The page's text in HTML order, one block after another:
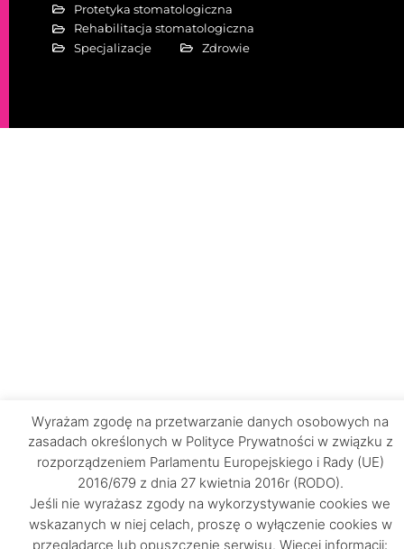
Protetyka stomatologiczna
Rehabilitacja stomatologiczna
Specjalizacje
Zdrowie
Wyrażam zgodę na przetwarzanie danych osobowych na
zasadach określonych w Polityce Prywatności w związku z
rozporządzeniem Parlamentu Europejskiego i Rady (UE)
2016/679 z dnia 27 kwietnia 2016r (RODO).
Jeśli nie wyrażasz zgody na wykorzystywanie cookies we
wskazanych w niej celach, proszę o wyłączenie cookies w
przeglądarce lub opuszczenie serwisu. Więcej informacji: